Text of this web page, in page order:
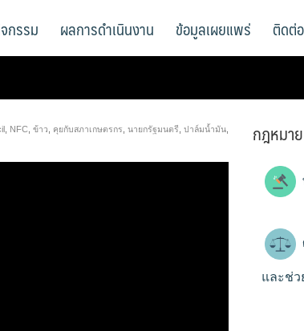
กรรม ผลการดำเนินงาน ข้อมูลเผยแพร่ ติดต่อ
NFC ข้าว คุยกับสภาเกษตรกร นายกรัฐมนตรี ปาล์มน้ำมัน กฎหมาย
และช่ว